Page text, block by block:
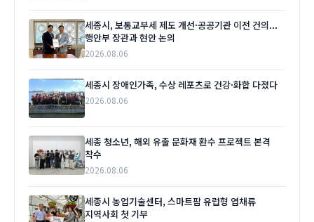
세종시, 보통교부세 제도 개선·공공기관 이전 건의...
행안부 장관과 현안 논의
2026.08.06
세종시 장애인가족, 수상 레포츠로 건강·화합 다졌다
2026.08.06
세종 청소년, 해외 유출 문화재 환수 프로젝트 본격
착수
2026.08.06
세종시 농업기술센터, 스마트팜 유럽형 엽채류
지역사회 첫 기부